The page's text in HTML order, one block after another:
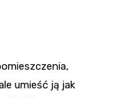
umieść ją jak